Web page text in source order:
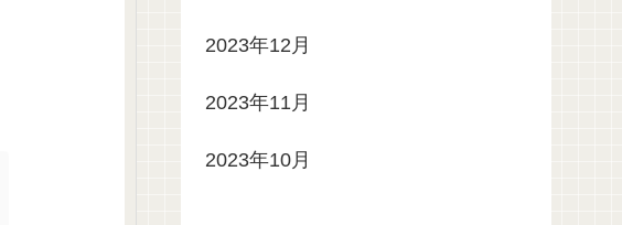
2023年12月
2023年11月
2023年10月